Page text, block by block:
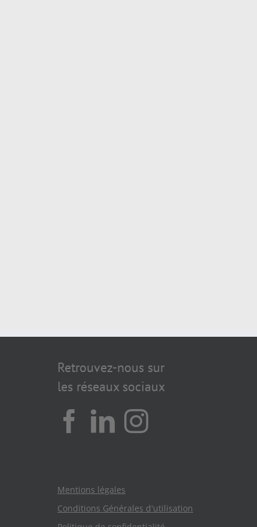
Retrouvez-nous sur
les réseaux sociaux
Mentions légales
Conditions Générales d'utilisation